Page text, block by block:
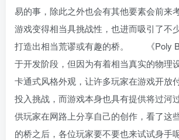
易的事，除此之外也会有其他要素会前来
游戏变得相当具挑战性，也进而吸引了不
打造出相当荒谬或有趣的桥。 《Poly
于开发阶段，但因为有着相当真实的物理
卡通式风格外观，让许多玩家在游戏开放
投入挑战，而游戏本身也具有提供将过河
供玩家在网路上分享自己的创作，看了这
的桥之后，各位玩家要不要也来试试身手